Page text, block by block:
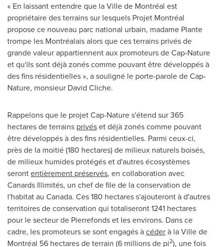
« En laissant entendre que la Ville de Montréal est
propriétaire des terrains sur lesquels Projet Montréal
propose ce nouveau parc national urbain, madame Plante
trompe les Montréalais alors que ces terrains privés de
grande valeur appartiennent aux promoteurs de Cap-Nature
et qu'ils sont déjà zonés comme pouvant être développés à
des fins résidentielles », a souligné le porte-parole de Cap-
Nature, monsieur David Cliche.
Rappelons que le projet Cap-Nature s'étend sur 365
hectares de terrains privéset déjà zonés comme pouvant
être développés à des fins résidentielles. Parmi ceux-ci,
près de la moitié (180 hectares) de milieux naturels boisés,
de milieux humides protégés et d'autres écosystèmes
serontentièrement préservés, en collaboration avec
Canards Illimités, un chef de file de la conservation de
l'habitat au Canada. Ces 180 hectares s'ajouteront à d'autres
territoires de conservation qui totaliseront 1241 hectares
pour le secteur de Pierrefondset les environs. Dans ce
cadre, les promoteurs se sont engagés àcéderà la Ville de
Montréal 56 hectares de terrain (6 millions de pi2), une fois